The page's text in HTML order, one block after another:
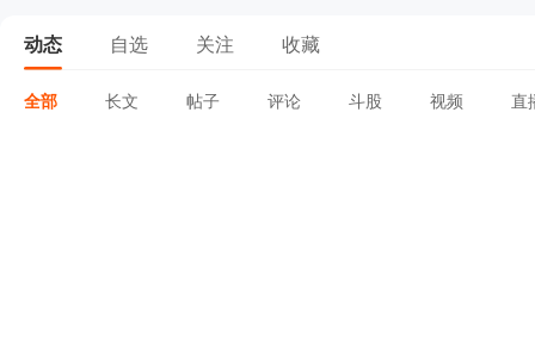
动态 自选 关注 收藏
全部 长文 帖子 评论 斗股 视频 直